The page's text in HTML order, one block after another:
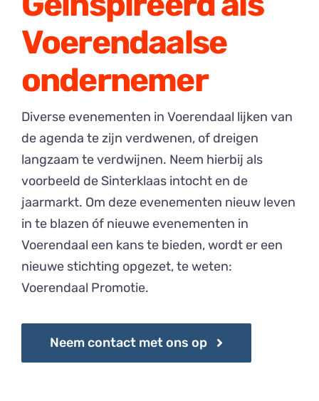
Voerendaalse
ondernemer
Diverse evenementen in Voerendaal lijken van
de agenda te zijn verdwenen, of dreigen
langzaam te verdwijnen. Neem hierbij als
voorbeeld de Sinterklaas intocht en de
jaarmarkt. Om deze evenementen nieuw leven
in te blazen óf nieuwe evenementen in
Voerendaal een kans te bieden, wordt er een
nieuwe stichting opgezet, te weten:
Voerendaal Promotie.
Neem contact met ons op